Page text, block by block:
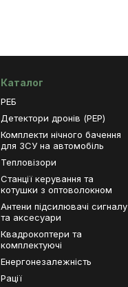
Каталог
РЕБ
Детектори дронів (РЕР)
Комплекти нічного бачення
для ЗСУ на автомобіль
Тепловізори
Станції керування та
котушки з оптоволокном
Антени підсилювачі сигналу
та аксесуари
Квадрокоптери та
комплектуючі
Енергонезалежність
Рації